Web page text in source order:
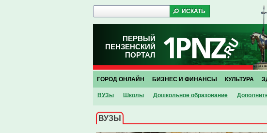
ПЕРВЫЙ
ПЕНЗЕНСКИЙ
ПОРТАЛ
ГОРОД ОНЛАЙН БИЗНЕС И ФИНАНСЫ КУЛЬТУРА
ВУЗы Школы Дошкольное образование
ВУЗЫ